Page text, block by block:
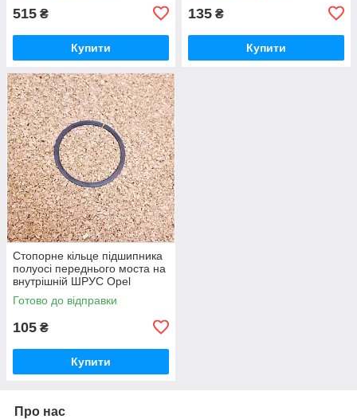
515 ₴
Купити
135 ₴
Купити
Стопорне кільце підшипника
полуосі переднього моста на
внутрішній ШРУС Opel
Frontera Опель Фронтера
Готово до відправки
105 ₴
Купити
Про нас